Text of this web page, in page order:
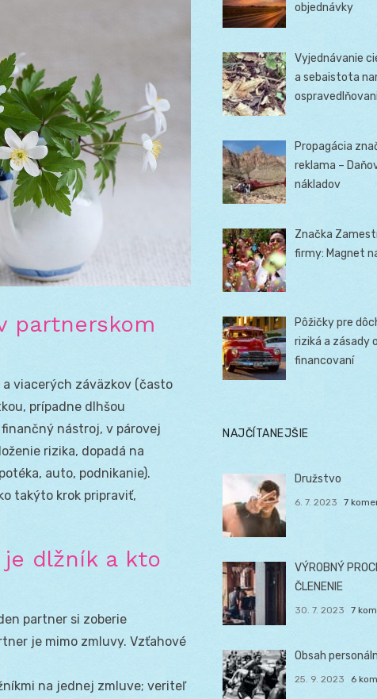
partnerskom
viacerých záväzkov (často
prípadne dlhšou
nástroj, v párovej
rizika, dopadá na
auto, podnikanie).
takýto krok pripraviť,
je dlžník a kto
partner si zoberie
je mimo zmluvy. Vzťahové
na jednej zmluve; veriteľ
objednávky
Vyjednávanie
a sebaistota
Propagácia
reklama –
nákladov
Značka
firmy: Magnet
Pôžičky pre
riziká a zásady
financovaní
NAJČÍTANEJŠIE
Družstvo
6. 7. 2023 7
VÝROBNÝ
ČLENENIE
30. 7. 2023 7
Obsah
25. 9. 2023 6